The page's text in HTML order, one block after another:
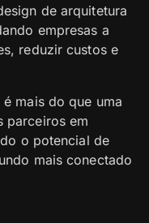
de arquitetura
empresas a
reduzir custos e
mais do que uma
parceiros em
o potencial de
mais conectado